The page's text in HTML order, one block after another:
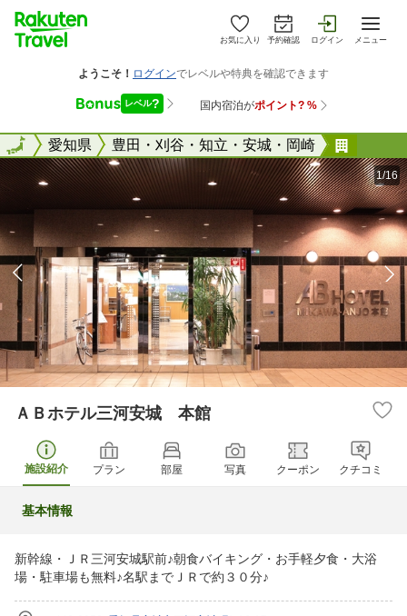
お気に入り 予約確認 ログイン メニュー
全国愛知県 豊田・刈谷・知立・安城・岡崎
全国
1/16
ＡＢホテル三河安城 本館
施設紹介 プラン 部屋 写真 クーポン クチコミ
基本情報
新幹線・ＪＲ三河安城駅前♪朝食バイキング・お手軽夕食・大浴
場・駐車場も無料♪名駅までＪＲで約３０分♪